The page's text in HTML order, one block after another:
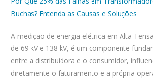
Buchas? Entenda as Causas e Soluções
A medição de energia elétrica em Alta
de 69 kV e 138 kV, é um componente
entre a distribuidora e o consumidor,
diretamente o faturamento e a própria